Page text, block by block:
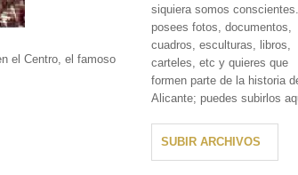
el Centro, el famoso
siquiera somos
posees fotos, documentos,
cuadros, esculturas, libros,
carteles, etc y quieres que
formen parte de la historia
Alicante; puedes subirlos
SUBIR ARCHIVOS